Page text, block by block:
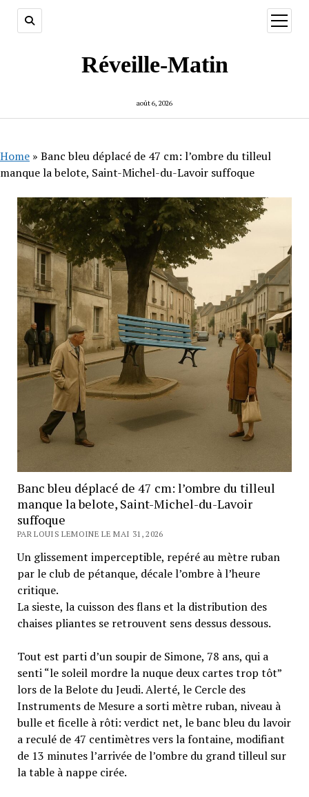
Réveille-Matin
août 6, 2026
ouvrir
menu
Home » Banc bleu déplacé de 47 cm: l’ombre du tilleul
manque la belote, Saint-Michel-du-Lavoir suffoque
Banc bleu déplacé de 47 cm: l’ombre du tilleul
manque la belote, Saint-Michel-du-Lavoir
suffoque
PAR LOUIS LEMOINE LE MAI 31, 2026
Un glissement imperceptible, repéré au mètre ruban
par le club de pétanque, décale l’ombre à l’heure
critique.
La sieste, la cuisson des flans et la distribution des
chaises pliantes se retrouvent sens dessus dessous.
Tout est parti d’un soupir de Simone, 78 ans, qui a
senti “le soleil mordre la nuque deux cartes trop tôt”
lors de la Belote du Jeudi. Alerté, le Cercle des
Instruments de Mesure a sorti mètre ruban, niveau à
bulle et ficelle à rôti: verdict net, le banc bleu du lavoir
a reculé de 47 centimètres vers la fontaine, modifiant
de 13 minutes l’arrivée de l’ombre du grand tilleul sur
la table à nappe cirée.